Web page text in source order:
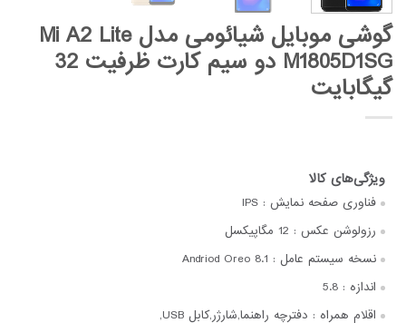
گوشی موبایل شیائومی مدل Mi A2 Lite
M1805D1SG دو سیم کارت ظرفیت 32
گیگابایت
فناوری صفحه‌ نمایش : IPS
رزولوشن عکس : 12 مگاپیکسل
نسخه سیستم عامل : Andriod Oreo 8.1
اندازه : 5.8
اقلام همراه : دفترچه‌ راهنما,شارژر,کابل USB,